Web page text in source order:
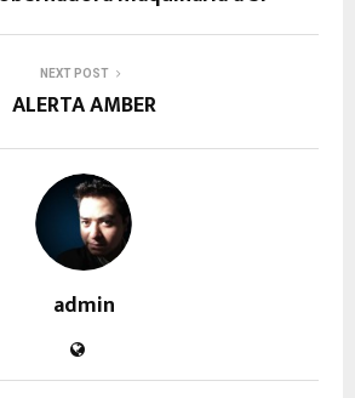
NEXT POST
ALERTA AMBER
admin